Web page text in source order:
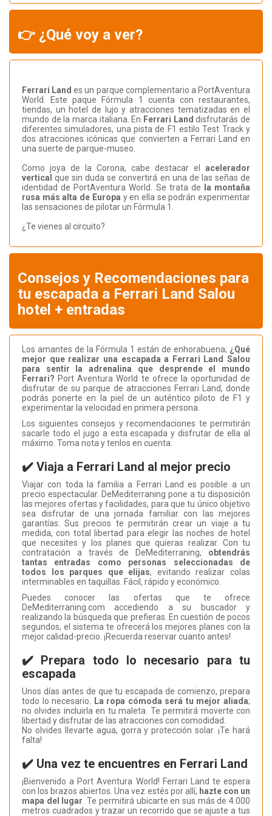
👉 ¿Qué voy a ver?
Ferrari Land es un parque complementario a PortAventura
World. Este paque Fórmula 1 cuenta con restaurantes,
tiendas, un hotel de lujo y atracciones tematizadas en el
mundo de la marca italiana. En Ferrari Landdisfrutarás de
diferentes simuladores, una pista de F1 estilo Test Track y
dos atracciones icónicas que convierten a Ferrari Land en
una suerte de parque-museo.
Como joya de la Corona, cabe destacar el acelerador
verticalque sin duda se convertirá en una de las señas de
identidad de PortAventura World. Se trata de la montaña
rusa más alta de Europa y en ella se podrán experimentar
las sensaciones de pilotar un Fórmula 1.
¿Te vienes al circuito?
Consejos y Recomendaciones para
tu escapada a Ferrari Land Salou
hotel + entradas
Los amantes de la Fórmula 1 están de enhorabuena; ¿Qué
mejor que realizar una escapada a Ferrari Land Salou
para sentir la adrenalina que desprende el mundo
Ferrari? Port Aventura World te ofrece la oportunidad de
disfrutar de su parque de atracciones Ferrari Land, donde
podrás ponerte en la piel de un auténtico piloto de F1 y
experimentar la velocidad en primera persona.
Los siguientes consejos y recomendaciones te permitirán
sacarle todo el jugo a esta escapada y disfrutar de ella al
máximo. Toma nota y tenlos en cuenta.
✔️ Viaja a Ferrari Land al mejor precio
Viajar con toda la familia a Ferrari Land es posible a un
precio espectacular. DeMediterraning pone a tu disposición
las mejores ofertas y facilidades, para que tu único objetivo
sea disfrutar de una jornada familiar con las mejores
garantías. Sus precios te permitirán crear un viaje a tu
medida, con total libertad para elegir las noches de hotel
que necesites y los planes que quieras realizar. Con tu
contratación a través de DeMediterraning, obtendrás
tantas entradas como personas seleccionadas de
todos los parques que elijas, evitando realizar colas
interminables en taquillas. Fácil, rápido y económico.
Puedes conocer las ofertas que te ofrece
DeMediterraning.com accediendo a su buscador y
realizando la búsqueda que prefieras. En cuestión de pocos
segundos, el sistema te ofrecerá los mejores planes con la
mejor calidad-precio. ¡Recuerda reservar cuanto antes!
✔️ Prepara todo lo necesario para tu
escapada
Unos días antes de que tu escapada de comienzo, prepara
todo lo necesario. La ropa cómoda será tu mejor aliada;
no olvides incluirla en tu maleta. Te permitirá moverte con
libertad y disfrutar de las atracciones con comodidad.
No olvides llevarte agua, gorra y protección solar. ¡Te hará
falta!
✔️ Una vez te encuentres en Ferrari Land
¡Bienvenido a Port Aventura World! Ferrari Land te espera
con los brazos abiertos. Una vez estés por allí, hazte con un
mapa del lugar. Te permitirá ubicarte en sus más de 4.000
metros cuadrados y trazar un recorrido que se ajuste a tus